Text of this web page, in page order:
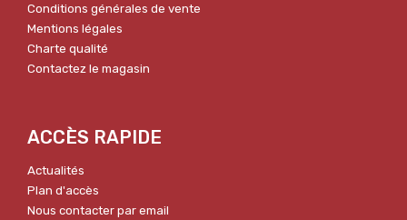
Conditions générales de vente
Mentions légales
Charte qualité
Contactez le magasin
ACCÈS RAPIDE
Actualités
Plan d'accès
Nous contacter par email